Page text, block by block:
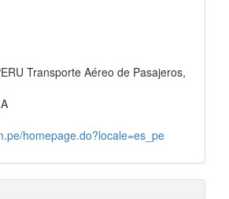
Transporte Aéreo de Pasajeros,
homepage.do?locale=es_pe